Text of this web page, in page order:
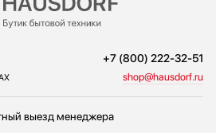
+7 (800) 222-32-51
shop@hausdorf.ru
выезд менеджера